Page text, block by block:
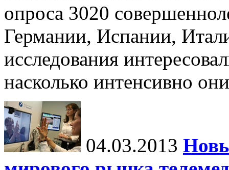
опроса 3020
Германии, Испании,
исследования
насколько интенсивно
04.03.2013